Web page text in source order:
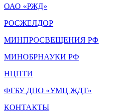
ОАО «РЖД»
РОСЖЕЛДОР
МИНПРОСВЕЩЕНИЯ РФ
МИНОБРНАУКИ РФ
НЦПТИ
ФГБУ ДПО «УМЦ ЖДТ»
КОНТАКТЫ